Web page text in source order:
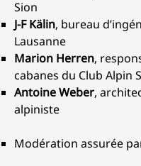
Sion
J-F Kälin, bureau
Lausanne
Marion Herren,
cabanes du Club Alpin
Antoine Weber,
alpiniste
Modération assurée